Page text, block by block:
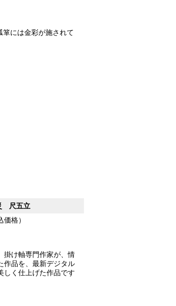
箪には金彩が施されて
尺五立
格）
掛け軸専門作家が、情
作品を、最新デジタル
しく仕上げた作品です